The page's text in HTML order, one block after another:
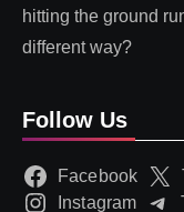
hitting the ground
different way?
Follow Us
Facebook
Instagram